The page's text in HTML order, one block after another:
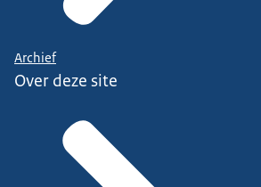
Archief
Over deze site